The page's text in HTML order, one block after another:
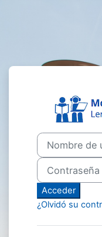
Nombre de
Contraseña
Acceder
¿Olvidó su